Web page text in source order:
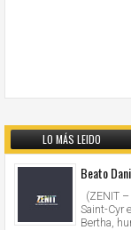
LO MÁS LEIDO
Beato
(ZENIT
Saint-Cyr
Bertha,